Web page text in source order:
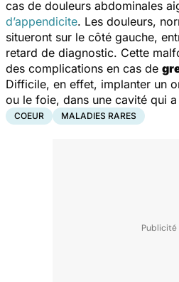
cas de douleurs abdominales
d’appendicite. Les douleurs,
situeront sur le côté gauche,
retard de diagnostic. Cette
des complications en cas de
Difficile, en effet, implanter un
ou le foie, dans une cavité qui
COEUR MALADIES RARES